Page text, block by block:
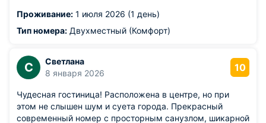
Проживание: 1 июля 2026 (1 день)
Тип номера: Двухместный (Комфорт)
С
Светлана
8 января 2026
10
Чудесная гостиница! Расположена в центре, но при
этом не слышен шум и суета города. Прекрасный
современный номер с просторным санузлом, шикарной